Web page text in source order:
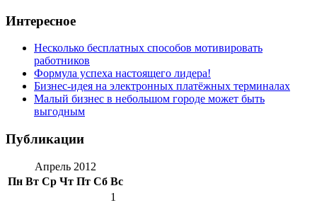
Интересное
Несколько бесплатных способов мотивировать
работников
Формула успеха настоящего лидера!
Бизнес-идея на электронных платёжных терминалах
Малый бизнес в небольшом городе может быть
выгодным
Публикации
Апрель 2012
Пн Вт Ср Чт Пт Сб Вс
1